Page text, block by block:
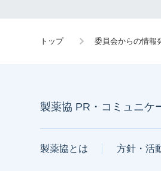
トップ 委員会からの情報
製薬協 PR・コミュニケ
製薬協とは 方針・活